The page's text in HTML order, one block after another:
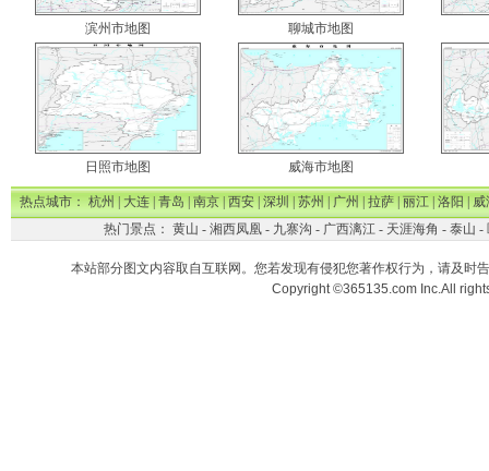
滨州市地图 聊城市地图
日照市地图 威海市地图
热点城市：杭州|大连|青岛|南京|西安|深圳|苏州|广州|拉萨|丽江|洛阳|威
热门景点： 黄山 - 湘西凤凰- 九寨沟 - 广西漓江- 天涯海角 - 泰山 -
本站部分图文内容取自互联网。您若发现有侵犯您著作权行为，请及时
Copyright ©365135.com Inc.All